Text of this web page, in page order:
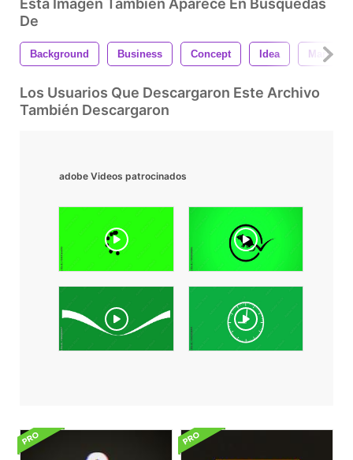
Esta Imagen También Aparece En Búsquedas
De
Background Business Concept Idea Mark
Los Usuarios Que Descargaron Este Archivo
También Descargaron
adobe Videos patrocinados